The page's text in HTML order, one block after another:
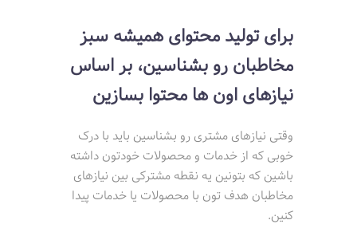
برای تولید محتوای همیشه سبز
مخاطبان رو بشناسین، بر اساس
نیازهای اون ها محتوا بسازین
وقتی نیازهای مشتری رو بشناسین باید با درک
خوبی که از خدمات و محصولات خودتون داشته
باشین که بتونین یه نقطه مشترکی بین نیازهای
مخاطبان هدف تون با محصولات یا خدمات پیدا
کنین.